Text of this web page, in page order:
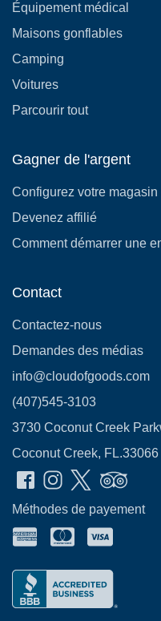
Équipement médical
Maisons gonflables
Camping
Voitures
Parcourir tout
Gagner de l'argent
Configurez votre magasin
Devenez affilié
Comment démarrer une
Contact
Contactez-nous
Demandes des médias
info@cloudofgoods.com
(407)545-3103
3730 Coconut Creek
Coconut Creek, FL.33066
Méthodes de payement